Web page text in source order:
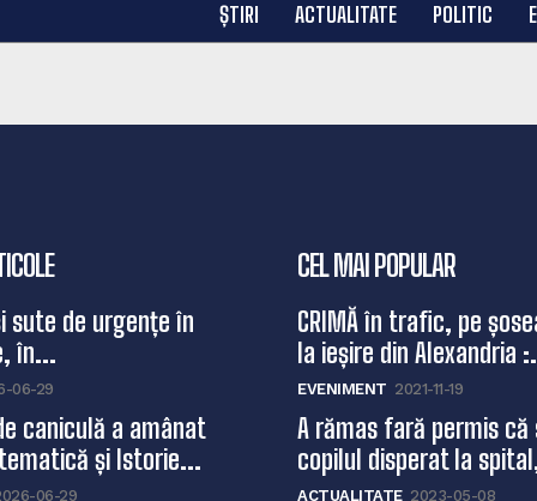
ȘTIRI ACTUALITATE POLITIC
sute de urgențe în
în...
06-29
caniculă a amânat
și Istorie...
06-29
CEL MAI POPULAR
CRIMĂ în trafic, pe
la ieșire din Alexandria
EVENIMENT 2021-11-19
A rămas fară permis
copilul disperat la
ACTUALITATE 2023-05-08